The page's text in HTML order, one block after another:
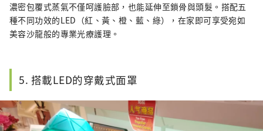
濃密包覆式蒸氣不僅呵護臉部，也能延伸至鎖骨與頭髮。搭配五
種不同功效的LED（紅、黃、橙、藍、綠），在家即可享受宛如
美容沙龍般的專業光療護理。
5. 搭載LED的穿戴式面罩